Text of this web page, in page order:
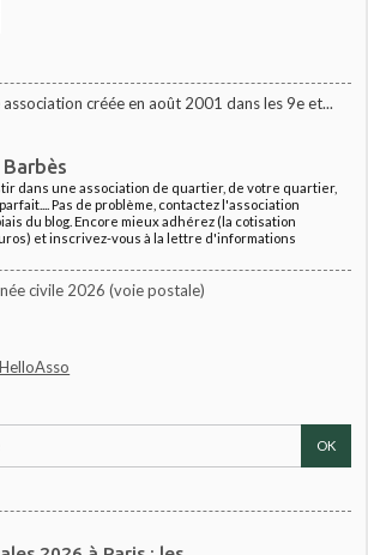
créée en août 2001 dans les 9e et...
dans une association de quartier, de votre quartier,
Pas de problème, contactez l'association
du blog. Encore mieux adhérez (la cotisation
et inscrivez-vous à la lettre d'informations
civile 2026 (voie postale)